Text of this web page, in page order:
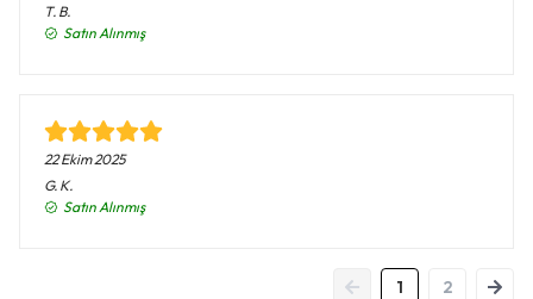
T. B.
Satın Alınmış
22 Ekim 2025
G. K.
Satın Alınmış
1 2